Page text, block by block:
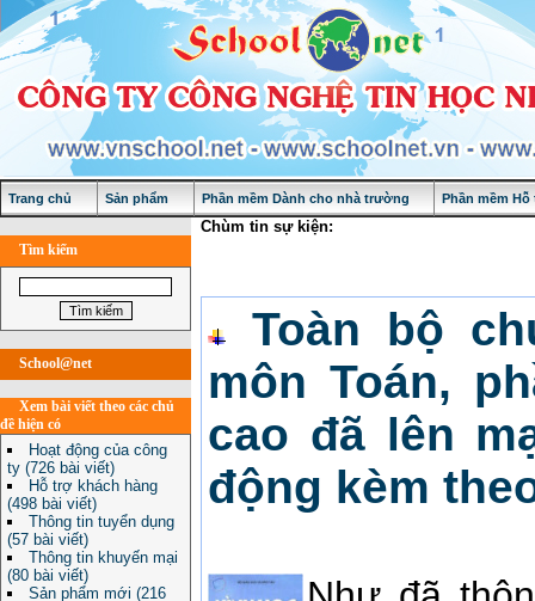
Trang chủ Sản phẩm Phần mềm Dành cho nhà trường Phần mềm
Tìm kiếm
School@net
Xem bài viết theo các chủ
đề hiện có
Hoạt động của công
ty (726 bài viết)
Hỗ trợ khách hàng
(498 bài viết)
Thông tin tuyển dụng
(57 bài viết)
Thông tin khuyến mại
(80 bài viết)
Sản phẩm mới (216
Chùm tin sự kiện:
Toàn bộ
môn Toán,
cao đã lên
động kèm